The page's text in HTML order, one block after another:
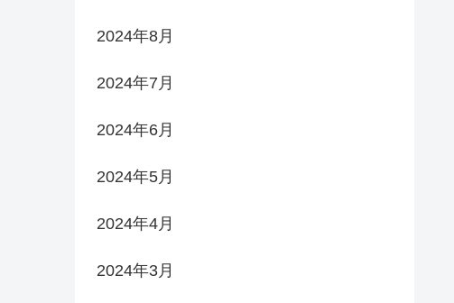
2024年8月
2024年7月
2024年6月
2024年5月
2024年4月
2024年3月